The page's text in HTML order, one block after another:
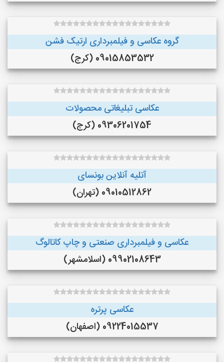
گروه عکاسی و فیلمبرداری ارتیک فشن
09015853532 (کرج)
عکاسی تبلیغاتی محصولات
09306201754 (کرج)
آتلیه آنلاین بونسای
09010512862 (تهران)
عکاسی و فیلمبرداری صنعتی و چاپ کاتالوگ
09902108643 (اسلامشهر)
عکاسی پرتره
09224015537 (اصفهان)